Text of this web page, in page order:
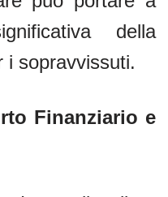
della
i sopravvissuti.
Finanziario e